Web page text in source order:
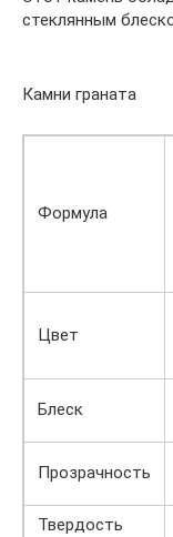
стеклянным
Камни граната
Формула
Цвет
Блеск
Прозрачность
Твердость